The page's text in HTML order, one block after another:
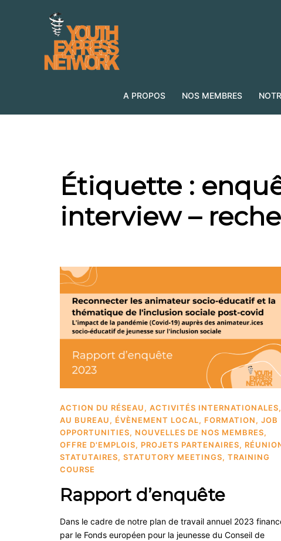
A PROPOS NOS MEMBRES
Étiquette :
interview –
ACTION DU RÉSEAU, ACTIVITÉS INTERNATIONALES,
AU BUREAU, ÉVÈNEMENT LOCAL, FORMATION, JOB
OPPORTUNITIES, NOUVELLES DE NOS MEMBRES,
OFFRE D'EMPLOIS, PROJETS PARTENAIRES,
STATUTAIRES, STATUTORY MEETINGS, TRAINING
COURSE
Rapport d’enquête
Dans le cadre de notre plan de travail annuel 2023
par le Fonds européen pour la jeunesse du Conseil de